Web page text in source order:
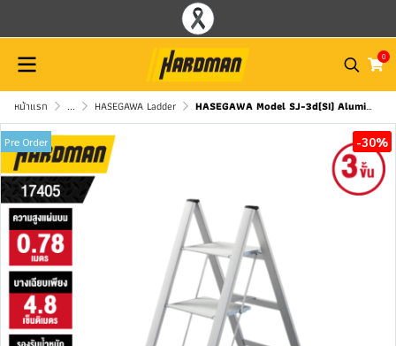
0
หน้าแรก ... HASEGAWA Ladder HASEGAWA Model SJ-3d(SI) Aluminum 3-Step Folding Ladder (Silver)
Pre Order -30%